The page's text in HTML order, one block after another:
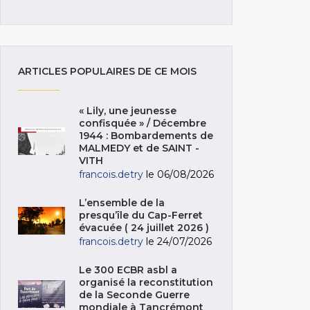
ARTICLES POPULAIRES DE CE MOIS
« Lily, une jeunesse
confisquée » / Décembre
1944 : Bombardements de
MALMEDY et de SAINT -
VITH
francois.detry le 06/08/2026
L’ensemble de la
presqu’île du Cap-Ferret
évacuée ( 24 juillet 2026 )
francois.detry le 24/07/2026
Le 300 ECBR asbl a
organisé la reconstitution
de la Seconde Guerre
mondiale à Tancrémont